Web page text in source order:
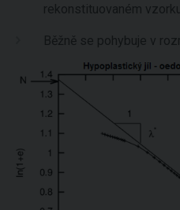
rekonstituovaném
Běžně se pohybuje v